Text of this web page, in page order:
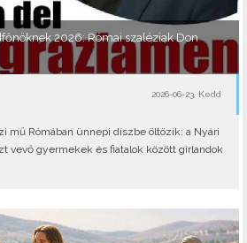
2026: Római szaléziak Don
2026-06-23, Kedd
mű Rómában ünnepi díszbe öltözik: a Nyári
vevő gyermekek és fiatalok között girlandok